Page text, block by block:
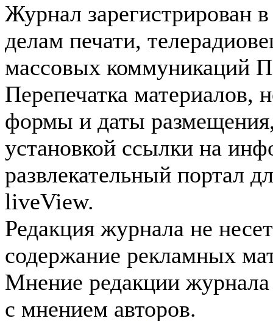
Журнал зарегистрирован
делам печати,
массовых коммуникаций
Перепечатка материалов,
формы и даты
установкой ссылки на
развлекательный портал
liveView.
Редакция журнала не
содержание рекламных
Мнение редакции журнала
с мнением авторов.